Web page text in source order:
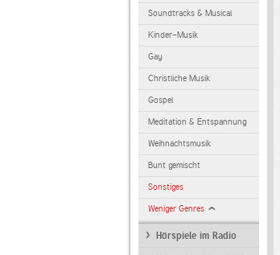
Soundtracks & Musical
Kinder-Musik
Gay
Christliche Musik
Gospel
Meditation & Entspannung
Weihnachtsmusik
Bunt gemischt
Sonstiges
Weniger Genres
Hörspiele im Radio